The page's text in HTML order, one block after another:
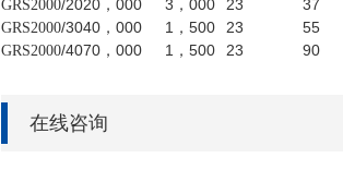
GRS2000/2020 ，000 3 ，000 23 37
GRS2000/3040 ，000 1 ，500 23 55
GRS2000/4070 ，000 1 ，500 23 90
在线咨询